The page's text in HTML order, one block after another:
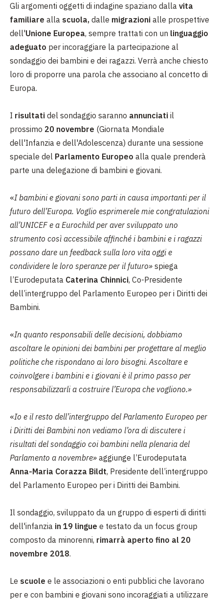
Gli argomenti oggetti di indagine spaziano dalla vita
familiare alla scuola, dalle migrazioni alle prospettive
dell'Unione Europea, sempre trattati con un linguaggio
adeguato per incoraggiare la partecipazione al
sondaggio dei bambini e dei ragazzi. Verrà anche chiesto
loro di proporre una parola che associano al concetto di
Europa.
I risultati del sondaggio saranno annunciati il
prossimo 20 novembre (Giornata Mondiale
dell'Infanzia e dell'Adolescenza) durante una sessione
speciale del Parlamento Europeo alla quale prenderà
parte una delegazione di bambini e giovani.
«I bambini e giovani sono parti in causa importanti per il
futuro dell’Europa. Voglio esprimerele mie congratulazioni
all’UNICEF e a Eurochild per aver sviluppato uno
strumento così accessibile affinché i bambini e i ragazzi
possano dare un feedback sulla loro vita oggi e
condividere le loro speranze per il futuro» spiega
l’Eurodeputata Caterina Chinnici, Co-Presidente
dell’intergruppo del Parlamento Europeo per i Diritti dei
Bambini.
«In quanto responsabili delle decisioni, dobbiamo
ascoltare le opinioni dei bambini per progettare al meglio
politiche che rispondano ai loro bisogni.Ascoltare e
coinvolgere i bambini e i giovani è il primo passo per
responsabilizzarli a costruire l’Europa che vogliono.»
«Io e il resto dell’intergruppo del Parlamento Europeo per
i Diritti dei Bambini non vediamo l’ora di discutere i
risultati del sondaggio coi bambini nella plenaria del
Parlamento a novembre» aggiunge l’Eurodeputata
Anna-Maria Corazza Bildt, Presidente dell’intergruppo
del Parlamento Europeo per i Diritti dei Bambini.
Il sondaggio, sviluppato da un gruppo di esperti di diritti
dell'infanzia in 19 lingue e testato da un focus group
composto da minorenni, rimarrà aperto fino al 20
novembre 2018.
Le scuole e le associazioni o enti pubblici che lavorano
per e con bambini e giovani sono incoraggiati a utilizzare